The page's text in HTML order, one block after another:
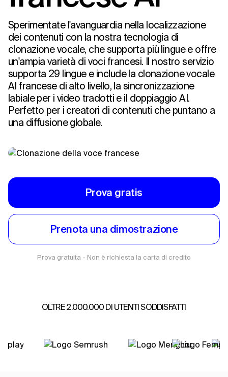
Sperimentate l'avanguardia nella localizzazione
dei contenuti con la nostra tecnologia di
clonazione vocale, che supporta più lingue e offre
un'ampia varietà di voci francesi. Il nostro servizio
supporta 29 lingue e include la clonazione vocale
AI francese di alto livello, la sincronizzazione
labiale per i video tradotti e il doppiaggio AI.
Perfetto per i creatori di contenuti che puntano a
una diffusione globale.
Prova gratis
Prenota una dimostrazione
Prova gratuita - Non è richiesta la carta di credito
OLTRE 2.000.000 DI UTENTI SODDISFATTI